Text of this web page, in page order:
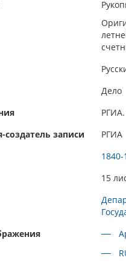
Дело
создатель записи
РГИА
1840-
15